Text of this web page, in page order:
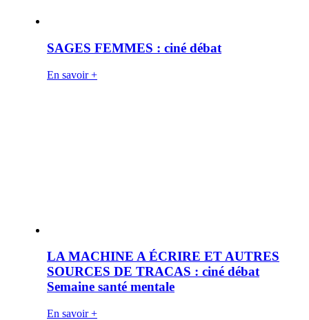
SAGES FEMMES : ciné débat
En savoir +
LA MACHINE A ÉCRIRE ET AUTRES
SOURCES DE TRACAS : ciné débat
Semaine santé mentale
En savoir +